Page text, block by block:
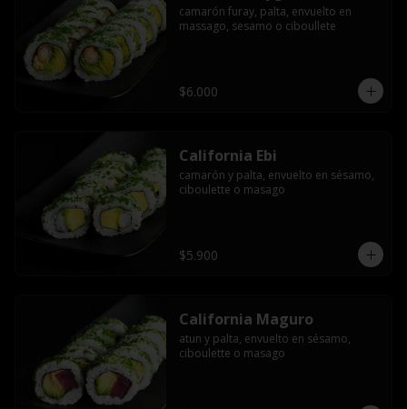
camarón furay, palta, envuelto en
massago, sesamo o ciboullete
$6.000
California Ebi
camarón y palta, envuelto en sésamo,
ciboulette o masago
$5.900
California Maguro
atun y palta, envuelto en sésamo,
ciboulette o masago